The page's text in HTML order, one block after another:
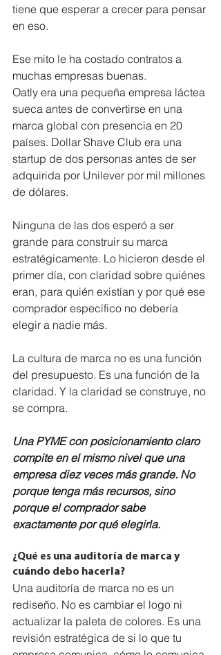
tiene que esperar a crecer para pensar
en eso.
Ese mito le ha costado contratos a
muchas empresas buenas.
Oatly era una pequeña empresa láctea
sueca antes de convertirse en una
marca global con presencia en 20
países. Dollar Shave Club era una
startup de dos personas antes de ser
adquirida por Unilever por mil millones
de dólares.
Ninguna de las dos esperó a ser
grande para construir su marca
estratégicamente. Lo hicieron desde el
primer día, con claridad sobre quiénes
eran, para quién existían y por qué ese
comprador específico no debería
elegir a nadie más.
La cultura de marca no es una función
del presupuesto. Es una función de la
claridad. Y la claridad se construye, no
se compra.
Una PYME con posicionamiento claro
compite en el mismo nivel que una
empresa diez veces más grande. No
porque tenga más recursos, sino
porque el comprador sabe
exactamente por qué elegirla.
¿Qué es una auditoría de marca y
cuándo debo hacerla?
Una auditoría de marca no es un
rediseño. No es cambiar el logo ni
actualizar la paleta de colores. Es una
revisión estratégica de si lo que tu